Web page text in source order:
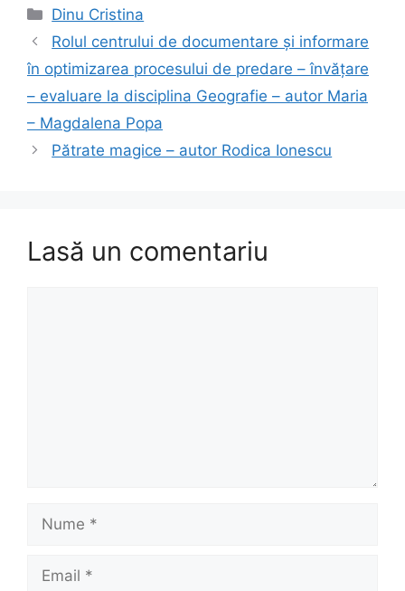
Categorii
Dinu Cristina
Rolul centrului de documentare şi informare
în optimizarea procesului de predare – învăţare
– evaluare la disciplina Geografie – autor Maria
– Magdalena Popa
Pătrate magice – autor Rodica Ionescu
Lasă un comentariu